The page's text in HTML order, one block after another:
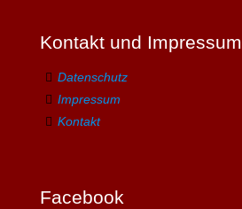
Kontakt und Impressum
Datenschutz
Impressum
Kontakt
Facebook